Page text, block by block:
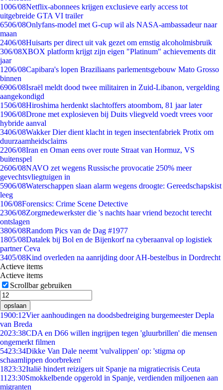
1006/08Netflix-abonnees krijgen exclusieve early access tot
uitgebreide GTA VI trailer
6506/08Onlyfans-model met G-cup wil als NASA-ambassadeur naar
maan
2406/08Huisarts per direct uit vak gezet om ernstig alcoholmisbruik
306/08XBOX platform krijgt zijn eigen "Platinum" achievements dit
jaar
1206/08Capibara's lopen Braziliaans parlementsgebouw Mato Grosso
binnen
6906/08Israël meldt dood twee militairen in Zuid-Libanon, vergelding
aangekondigd
1506/08Hiroshima herdenkt slachtoffers atoombom, 81 jaar later
1906/08Drone met explosieven bij Duits vliegveld voedt vrees voor
hybride aanval
3406/08Wakker Dier dient klacht in tegen insectenfabriek Protix om
duurzaamheidsclaims
2206/08Iran en Oman eens over route Straat van Hormuz, VS
buitenspel
2606/08NAVO zet wegens Russische provocatie 250% meer
gevechtsvliegtuigen in
5906/08Waterschappen slaan alarm wegens droogte: Gereedschapskist
leeg
106/08Forensics: Crime Scene Detective
2306/08Zorgmedewerkster die 's nachts haar vriend bezocht terecht
ontslagen
3806/08Random Pics van de Dag #1977
1805/08Datalek bij Bol en de Bijenkorf na cyberaanval op logistiek
partner Ceva
3405/08Kind overleden na aanrijding door AH-bestelbus in Dordrecht
Actieve items
Actieve items
Scrollbar gebruiken
opslaan
1900:12Vier aanhoudingen na doodsbedreiging burgemeester Depla
van Breda
2023:38CDA en D66 willen ingrijpen tegen 'gluurbrillen' die mensen
ongemerkt filmen
5423:34Dikke Van Dale neemt 'vulvalippen' op: 'stigma op
schaamlippen doorbreken'
1823:32Italië hindert reizigers uit Spanje na migratiecrisis Ceuta
11 23:30Smokkelbende opgerold in Spanje, verdienden miljoenen aan
migranten